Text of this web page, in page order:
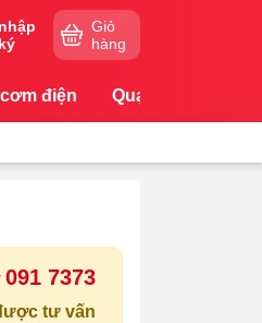
Giỏ
hàng
điện Quạt
091 7373
tư vấn